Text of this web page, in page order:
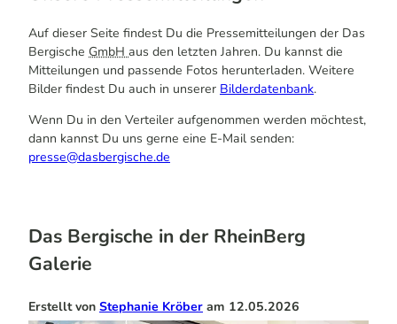
Auf dieser Seite findest Du die Pressemitteilungen der Das
Bergische GmbHaus den letzten Jahren. Du kannst die
Mitteilungen und passende Fotos herunterladen. Weitere
Bilder findest Du auch in unserer Bilderdatenbank.
Wenn Du in den Verteiler aufgenommen werden möchtest,
dann kannst Du uns gerne eine E-Mail senden:
presse@dasbergische.de
Das Bergische in der RheinBerg
Galerie
Erstellt von Stephanie Kröber am 12.05.2026